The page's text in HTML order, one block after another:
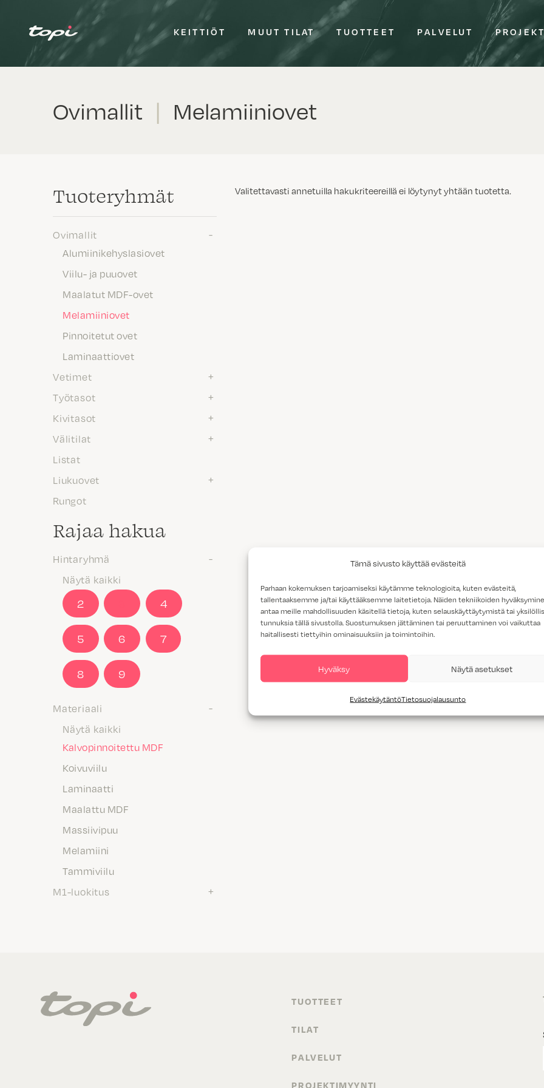
Tämä sivusto käyttää evästeitä
Parhaan kokemuksen tarjoamiseksi käytämme teknologioita, kuten evästeitä,
tallentaaksemme ja/tai käyttääksemme laitetietoja. Näiden tekniikoiden
antaa meille mahdollisuuden käsitellä tietoja, kuten selauskäyttäytymistä tai
tunnuksia tällä sivustolla. Suostumuksen jättäminen tai peruuttaminen voi vaikuttaa
haitallisesti tiettyihin ominaisuuksiin ja toimintoihin.
Hyväksy Näytä asetukset
EvästekäytäntöTietosuojalausunto
KEITTIÖT MUUT TILAT TUOTTEET PALVELUT
Ovimallit | Melamiiniovet
Tuote­ryhmät
Ovimallit
Alumiinikehyslasiovet
Viilu- ja puuovet
Maalatut MDF-ovet
Melamiiniovet
Pinnoitetut ovet
Laminaattiovet
Vetimet
Työtasot
Kivitasot
Välitilat
Listat
Liukuovet
Rungot
Rajaa hakua
Hintaryhmä
Näytä kaikki
2 4
5 6 7
8 9
Materiaali
Näytä kaikki
Kalvopinnoitettu MDF
Koivuviilu
Laminaatti
Maalattu MDF
Massiivipuu
Melamiini
Tammiviilu
M1-luokitus
Valitettavasti annetuilla hakukriteereillä ei löytynyt yhtään tuotetta.
TUOTTEET
TILAT
PALVELUT
PROJEKTIMYYNTI